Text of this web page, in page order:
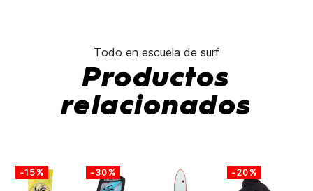
Todo en escuela de surf
Productos
relacionados
-15% -30% -20%